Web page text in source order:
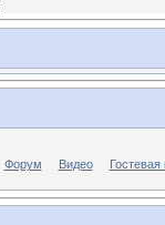
Форум Видео Гостевая